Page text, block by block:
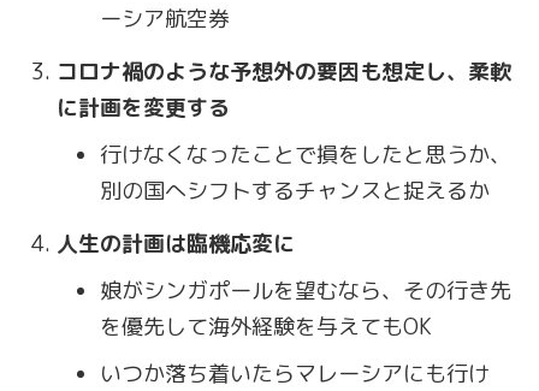
ーシア航空券
コロナ禍のような予想外の要因も想定し、柔軟
に計画を変更する
行けなくなったことで損をしたと思うか、
別の国へシフトするチャンスと捉えるか
人生の計画は臨機応変に
娘がシンガポールを望むなら、その行き先
を優先して海外経験を与えてもOK
いつか落ち着いたらマレーシアにも行け